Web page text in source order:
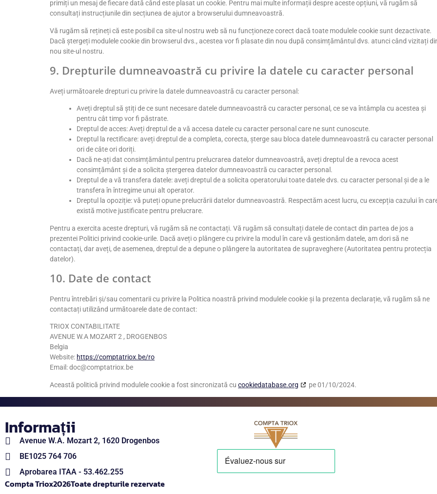
primiți un mesaj de fiecare dată când este plasat un cookie. Pentru mai multe informații despre aceste opțiuni, vă rugăm să
consultați instrucțiunile din secțiunea de ajutor a browserului dumneavoastră.
Vă rugăm să rețineți că este posibil ca site-ul nostru web să nu funcționeze corect dacă toate modulele cookie sunt dezactivate.
Dacă ștergeți modulele cookie din browserul dvs., acestea vor fi plasate din nou după consimțământul dvs. atunci când vizitați
nou site-ul nostru.
9. Drepturile dumneavoastră cu privire la datele cu caracter personal
Aveți următoarele drepturi cu privire la datele dumneavoastră cu caracter personal:
Aveți dreptul să știți de ce sunt necesare datele dumneavoastră cu caracter personal, ce se va întâmpla cu acestea și
pentru cât timp vor fi păstrate.
Dreptul de acces: Aveți dreptul de a vă accesa datele cu caracter personal care ne sunt cunoscute.
Dreptul la rectificare: aveți dreptul de a completa, corecta, șterge sau bloca datele dumneavoastră cu caracter personal
ori de câte ori doriți.
Dacă ne-ați dat consimțământul pentru prelucrarea datelor dumneavoastră, aveți dreptul de a revoca acest
consimțământ și de a solicita ștergerea datelor dumneavoastră cu caracter personal.
Dreptul de a vă transfera datele: aveți dreptul de a solicita operatorului toate datele dvs. cu caracter personal și de a le
transfera în întregime unui alt operator.
Dreptul la opoziție: vă puteți opune prelucrării datelor dumneavoastră. Respectăm acest lucru, cu excepția cazului în
există motive justificate pentru prelucrare.
Pentru a exercita aceste drepturi, vă rugăm să ne contactați. Vă rugăm să consultați datele de contact din partea de jos a
prezentei Politici privind cookie-urile. Dacă aveți o plângere cu privire la modul în care vă gestionăm datele, am dori să ne
contactați, dar aveți, de asemenea, dreptul de a depune o plângere la autoritatea de supraveghere (Autoritatea pentru protecția
datelor).
10. Date de contact
Pentru întrebări și/sau comentarii cu privire la Politica noastră privind modulele cookie și la prezenta declarație, vă rugăm să ne
contactați utilizând următoarele date de contact:
TRIOX CONTABILITATE
AVENUE W.A MOZART 2 , DROGENBOS
Belgia
Website: https://comptatriox.be/ro
Email:doc@comptatriox.be
Această politică privind modulele cookie a fost sincronizată cu cookiedatabase.org pe 01/10/2024.
Informații
Avenue W.A. Mozart 2, 1620 Drogenbos
BE1025 764 706
Aprobarea ITAA - 53.462.255
Compta Triox2026Toate drepturile rezervate